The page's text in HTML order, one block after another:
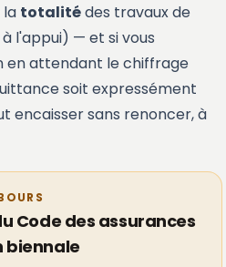
totalitédes travaux de
l'appui) — et si vous
en attendant le chiffrage
soit expressément
encaisser sans renoncer, à
Code des assurances
biennale